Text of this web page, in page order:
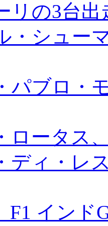
リの3台
・シュー
パブロ・
ロータス
ディ・レ
F1 イン